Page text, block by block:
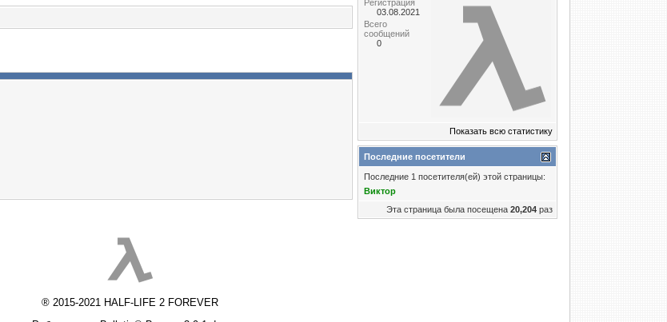
Регистрация
03.08.2021
Всего
сообщений
0
Показать всю статистику
Последние посетители
Последние 1 посетителя(ей) этой страницы:
Виктор
Эта страница была посещена 20,204 раз
® 2015-2021 HALF-LIFE 2 FOREVER